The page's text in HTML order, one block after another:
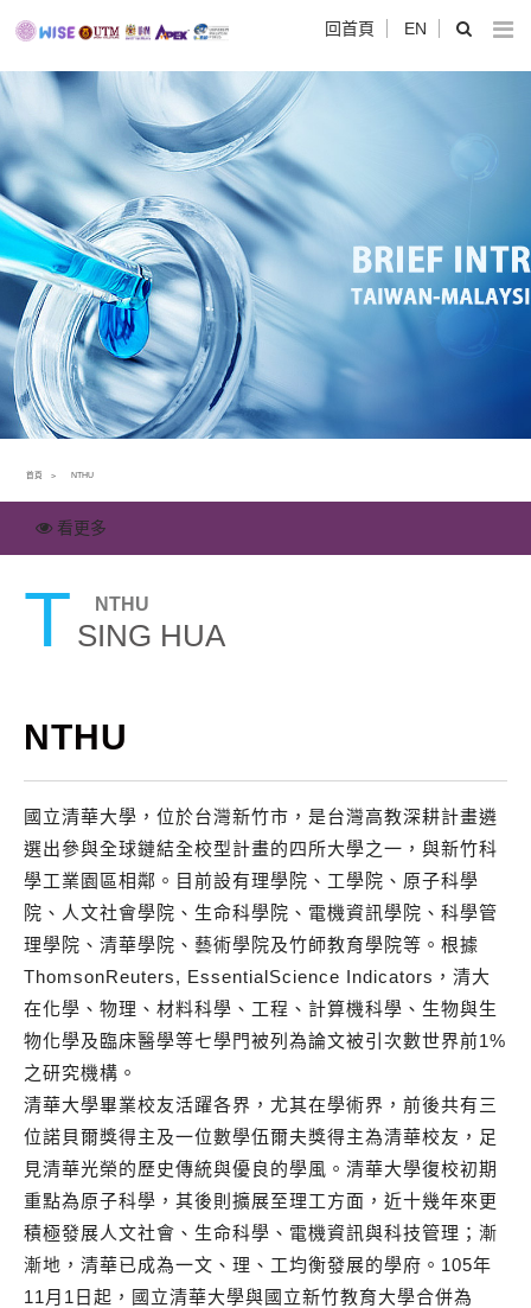
回首頁 EN
首頁 NTHU
看更多
T SING HUA
NTHU
NTHU
國立清華大學，位於台灣新竹市，是台灣高教深耕計畫遴
選出參與全球鏈結全校型計畫的四所大學之一，與新竹科
學工業園區相鄰。目前設有理學院、工學院、原子科學
院、人文社會學院、生命科學院、電機資訊學院、科學管
理學院、清華學院、藝術學院及竹師教育學院等。根據
ThomsonReuters, EssentialScience Indicators，清大
在化學、物理、材料科學、工程、計算機科學、生物與生
物化學及臨床醫學等七學門被列為論文被引次數世界前1%
之研究機構。
清華大學畢業校友活躍各界，尤其在學術界，前後共有三
位諾貝爾獎得主及一位數學伍爾夫獎得主為清華校友，足
見清華光榮的歷史傳統與優良的學風。清華大學復校初期
重點為原子科學，其後則擴展至理工方面，近十幾年來更
積極發展人文社會、生命科學、電機資訊與科技管理；漸
漸地，清華已成為一文、理、工均衡發展的學府。105年
11月1日起，國立清華大學與國立新竹教育大學合併為